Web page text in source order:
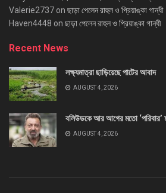
Valerie2737 on ছাড়া পেলেন রাহুল ও প্রিয়াঙ্কা গান্ধী
Haven4448 on ছাড়া পেলেন রাহুল ও প্রিয়াঙ্কা গান্ধী
Recent News
লক্ষ্যমাত্রা ছাড়িয়েছে পাটের আবাদ
AUGUST 4, 2026
বলিউডকে আর আগের মতো ‘পরিবার’
AUGUST 4, 2026